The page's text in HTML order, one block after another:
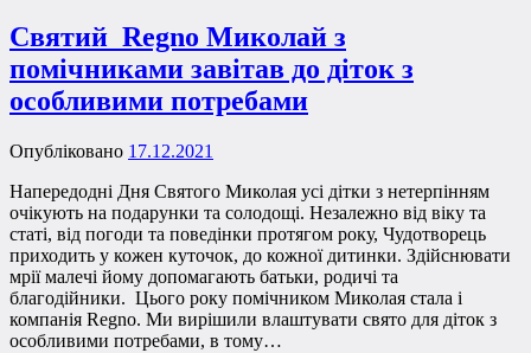
Святий Regno Миколай з
помічниками завітав до діток з
особливими потребами
Опубліковано 17.12.2021
Напередодні Дня Святого Миколая усі дітки з нетерпінням
очікують на подарунки та солодощі. Незалежно від віку та
статі, від погоди та поведінки протягом року, Чудотворець
приходить у кожен куточок, до кожної дитинки. Здійснювати
мрії малечі йому допомагають батьки, родичі та
благодійники. Цього року помічником Миколая стала і
компанія Regno. Ми вирішили влаштувати свято для діток з
особливими потребами, в тому…